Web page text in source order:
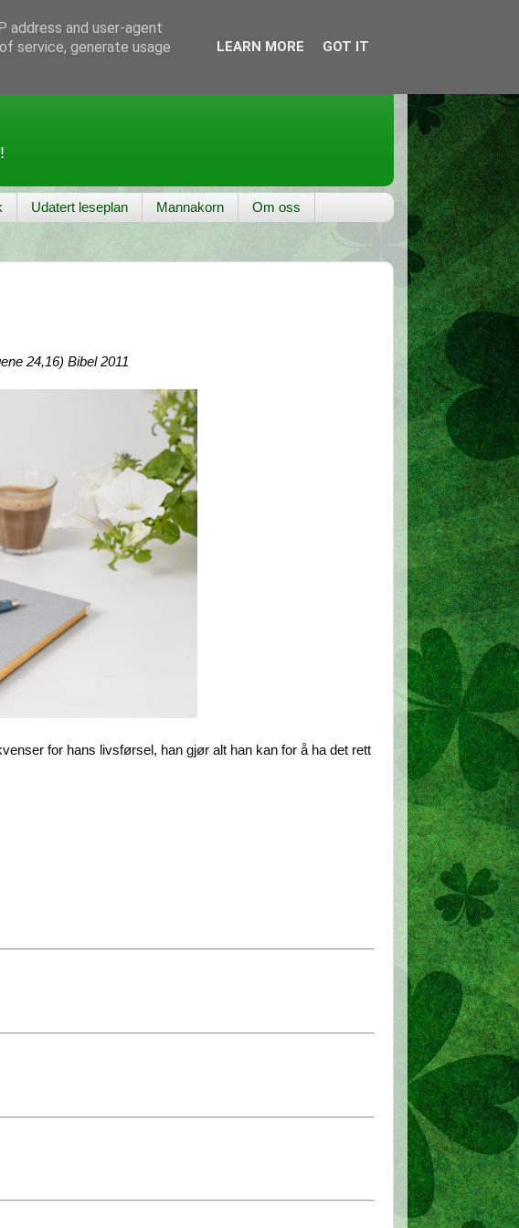
Udatert leseplan Mannakorn Om oss
24,16) Bibel 2011
for hans livsførsel, han gjør alt han kan for å ha det rett
address and user-agent
service, generate usage
LEARN MORE GOT IT